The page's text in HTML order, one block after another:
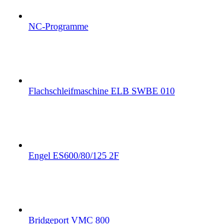
NC-Programme
Flachschleifmaschine ELB SWBE 010
Engel ES600/80/125 2F
Bridgeport VMC 800